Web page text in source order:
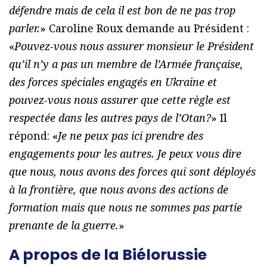
défendre mais de cela il est bon de ne pas trop
parler.» Caroline Roux demande au Président :
«Pouvez-vous nous assurer monsieur le Président
qu’il n’y a pas un membre de l’Armée française,
des forces spéciales engagés en Ukraine et
pouvez-vous nous assurer que cette règle est
respectée dans les autres pays de l’Otan?» Il
répond: «Je ne peux pas ici prendre des
engagements pour les autres. Je peux vous dire
que nous, nous avons des forces qui sont déployés
à la frontière, que nous avons des actions de
formation mais que nous ne sommes pas partie
prenante de la guerre.»
A propos de la Biélorussie